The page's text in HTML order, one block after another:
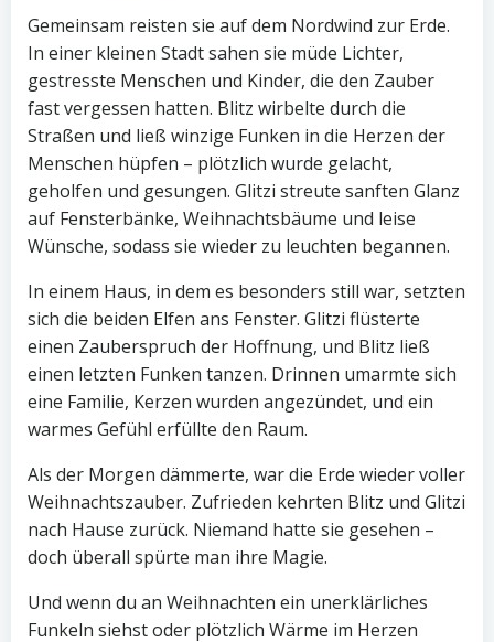
Gemeinsam reisten sie auf dem Nordwind zur Erde.
In einer kleinen Stadt sahen sie müde Lichter,
gestresste Menschen und Kinder, die den Zauber
fast vergessen hatten. Blitz wirbelte durch die
Straßen und ließ winzige Funken in die Herzen der
Menschen hüpfen – plötzlich wurde gelacht,
geholfen und gesungen. Glitzi streute sanften Glanz
auf Fensterbänke, Weihnachtsbäume und leise
Wünsche, sodass sie wieder zu leuchten begannen.
In einem Haus, in dem es besonders still war, setzten
sich die beiden Elfen ans Fenster. Glitzi flüsterte
einen Zauberspruch der Hoffnung, und Blitz ließ
einen letzten Funken tanzen. Drinnen umarmte sich
eine Familie, Kerzen wurden angezündet, und ein
warmes Gefühl erfüllte den Raum.
Als der Morgen dämmerte, war die Erde wieder voller
Weihnachtszauber. Zufrieden kehrten Blitz und Glitzi
nach Hause zurück. Niemand hatte sie gesehen –
doch überall spürte man ihre Magie.
Und wenn du an Weihnachten ein unerklärliches
Funkeln siehst oder plötzlich Wärme im Herzen